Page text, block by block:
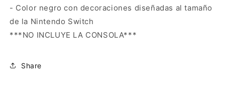
- Color negro con decoraciones diseñadas al tamaño
de la Nintendo Switch
***NO INCLUYE LA CONSOLA***
Share